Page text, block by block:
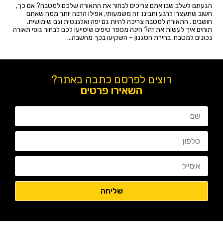
הגעתם לשלב שבו אתם צריכים לבחור את התאורה שלכם למטבח? אם כך,
חשוב שתעצרו לרגע ותבינו: זה משמעותי, אפילו הרבה יותר ממה שאתם
חושבים . התאורה למטבח צריכה להיות גם יפה ואלגנטית וגם שימושית.
תוהים איך לעשות את זה? הינה מספר טיפים שיסייעו לכם לבחור גופי תאורה
נכונים למטבח. בחירת הסגנון – השקיעו בכך מחשבה...
רוצים לפרסם כתבה באתר?
השאירו פרטים